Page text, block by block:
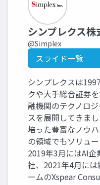
シンプレクス株
@Simplex
スライド一覧
シンプレクスは
クや大手総合証券
融機関のテクノロ
スを展開してきま
培った豊富なノウ
の領域でもソリュ
2019年3月にはAI
社、2021年4月に
ームのXspear